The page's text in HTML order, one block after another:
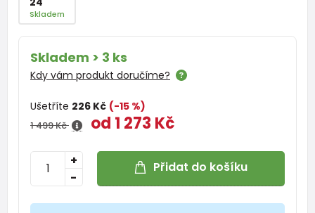
Skladem
Skladem > 3 ks
Kdy vám produkt doručíme?
Ušetříte 226 Kč (-15 %)
1 499 Kč od 1 273 Kč
-
+ Přidat do košíku